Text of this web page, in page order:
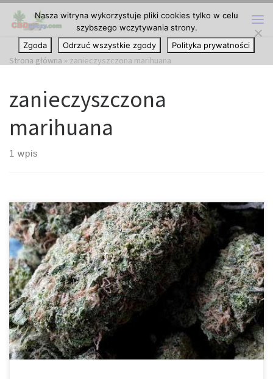
Przejdź do treści
Strona główna » zanieczyszczona marihuana
zanieczyszczona
marihuana
1 wpis
• Grzyby. Grzyby są jedną z najczęstszych przyczyn
zanieczyszczenia marihuany, a głównym podejrzanym jest
zazwyczaj pleśń. Jeśli zauważysz nienaturalnie wyglądający biały
proszek na swoich roślinach może to oznaczać, że uległy one
infekcji grzybiczej. Pomieszczenia, w których uprawia się cannabis
powinny posiadać własny termometr oraz higrometr, aby mieć
pewność, że jest […]
Nasza witryna wykorzystuje pliki cookies tylko w celu
szybszego wczytywania strony.
Zgoda
Odrzuć wszystkie zgody Polityka prywatności